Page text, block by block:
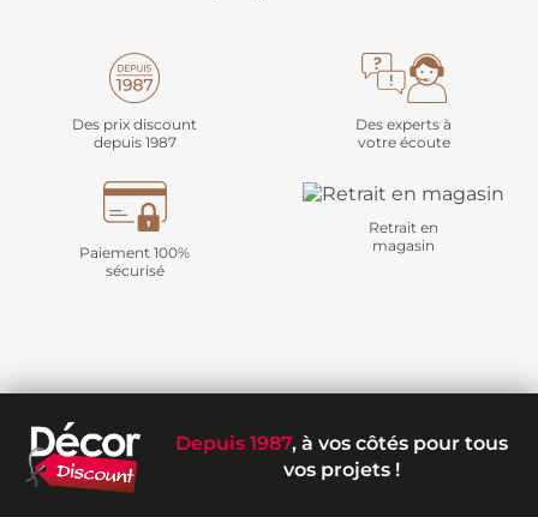
Des prix discount
depuis 1987
Des experts à
votre écoute
Paiement 100%
sécurisé
Retrait en
magasin
Depuis 1987, à vos côtés pour tous
vos projets !